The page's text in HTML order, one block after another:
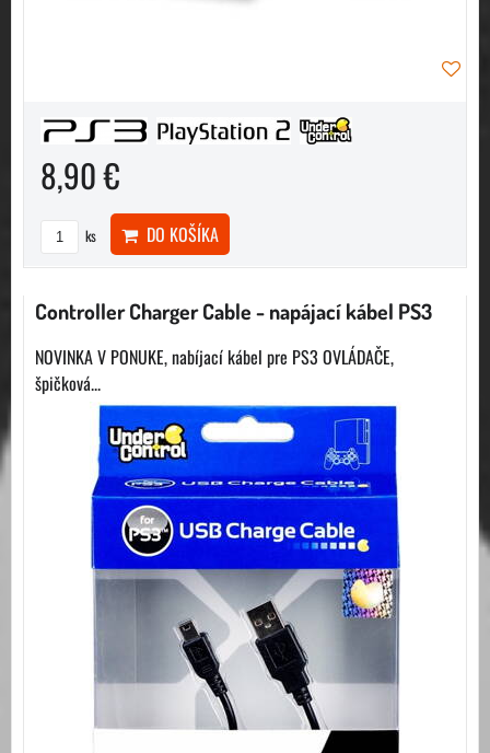
8,90 €
ks DO KOŠÍKA
Controller Charger Cable - napájací kábel PS3
NOVINKA V PONUKE, nabíjací kábel pre PS3 OVLÁDAČE,
špičková...